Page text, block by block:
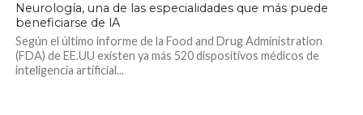
Neurología, una de las especialidades que más puede
beneficiarse de lA
Según el último informe de la Food and Drug Administration
(FDA) de EE.UU existen ya más 520 dispositivos médicos de
inteligencia artificial...